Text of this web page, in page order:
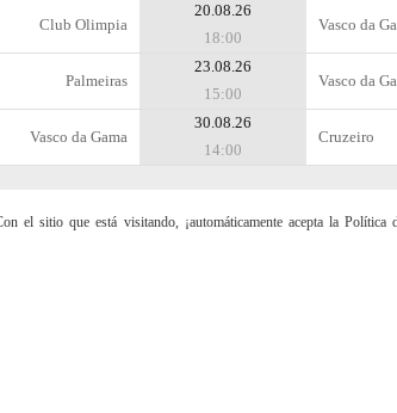
Club Olimpia
20.08.26
18:00
Vasco da
Palmeiras
23.08.26
15:00
Vasco da
Vasco da Gama
30.08.26
14:00
Cruzeiro
el sitio que está visitando, ¡automáticamente acepta la